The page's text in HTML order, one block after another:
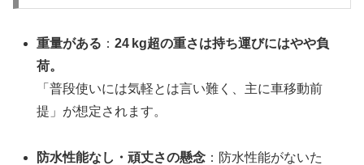
重量がある ：24 kg超の重さは持ち運びにはやや負
荷。
「普段使いには気軽とは言い難く、主に車移動前
提」が想定されます。
防水性能なし・頑丈さの懸念 ：防水性能がないた